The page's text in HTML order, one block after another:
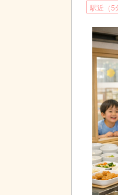
駅近（5